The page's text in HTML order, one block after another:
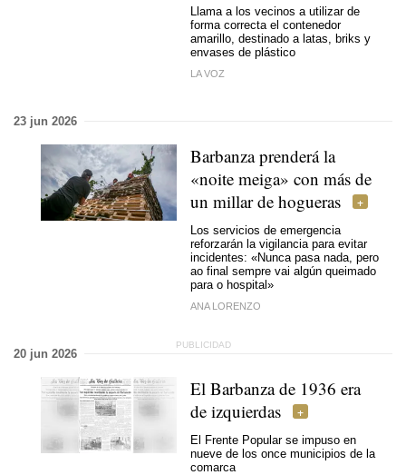
Llama a los vecinos a utilizar de
forma correcta el contenedor
amarillo, destinado a latas, briks y
envases de plástico
LA VOZ
23 jun 2026
Barbanza prenderá la
«noite meiga» con más de
un millar de hogueras
Los servicios de emergencia
reforzarán la vigilancia para evitar
incidentes: «Nunca pasa nada, pero
ao final sempre vai algún queimado
para o hospital»
ANA LORENZO
20 jun 2026
El Barbanza de 1936 era
de izquierdas
El Frente Popular se impuso en
nueve de los once municipios de la
comarca